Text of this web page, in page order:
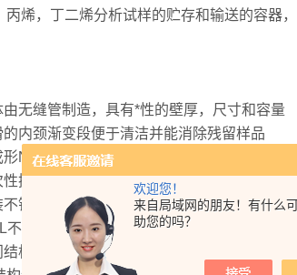
欢迎您！
来自局域网的朋友！有什么
助您的吗？
丙烯，丁二烯分析试样的贮存和输送的容器
由无缝管制造，具有*性的壁厚，尺寸和容量
的内颈渐变段便于清洁并能消除残留样品
NPT内螺纹具有较大的强度
性挤压成形避免了电焊弧结构带来的取样泄露
不锈钢包裹导电四氟的手柄，能方便地搬运
不锈钢材料能耐受晶间腐蚀
构*，密封性好，且寿命长